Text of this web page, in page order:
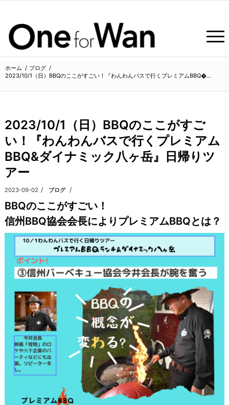
ホーム / ブログ /
2023/10/1（日）BBQのここがすごい！『わんわんバスで行くプレミアムBBQ�...
2023/10/1（日）BBQのここがすご
い！『わんわんバスで行くプレミアム
BBQ&ダイナミック八ヶ岳』日帰りツ
アー
2023-09-02 /
カテゴリ: ブログ /
BBQのここがすごい！
信州BBQ協会会長によりプレミアムBBQとは？